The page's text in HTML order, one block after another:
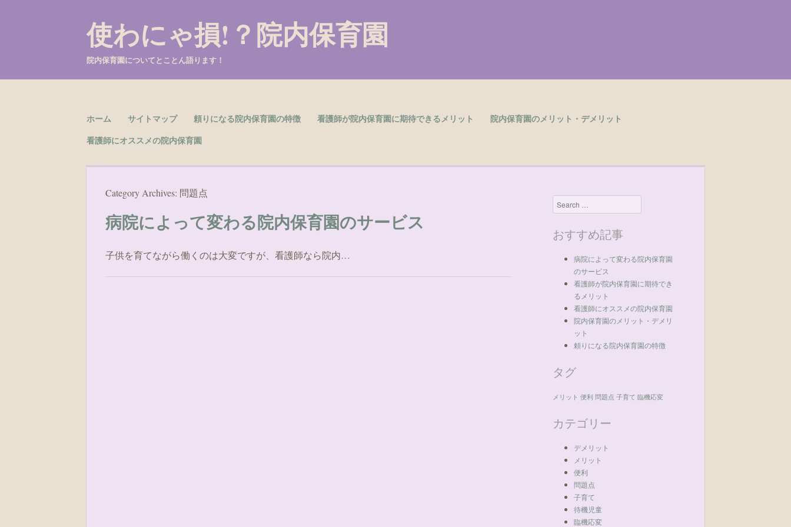
使わにゃ損!？院内保育園
院内保育園についてとことん語ります！
Menu
Skip to content
ホーム サイトマップ 頼りになる院内保育園の特徴 看護師が院内保育園に期待できるメリット
院内保育園のメリット・デメリット
看護師にオススメの院内保育園
Category Archives: 問題点
病院によって変わる院内保育園のサービス
子供を育てながら働くのは大変ですが、看護師なら院内…
Search
おすすめ記事
病院によって変わる院内保育園
のサービス
看護師が院内保育園に期待でき
るメリット
看護師にオススメの院内保育園
院内保育園のメリット・デメリ
ット
頼りになる院内保育園の特徴
タグ
メリット 便利 問題点 子育て 臨機応変
カテゴリー
デメリット
メリット
便利
問題点
子育て
待機児童
臨機応変